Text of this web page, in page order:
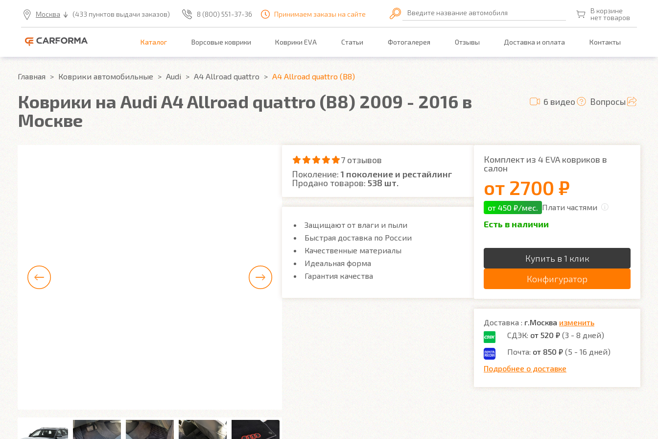
Москва (433 пунктов выдачи заказов) 8 (800) 551-37-36 Принимаем заказы на сайте Введите название автомобиля
В корзине
нет товаров
Каталог Ворсовые коврики Коврики EVA Статьи Фотогалерея Отзывы Доставка и оплата Контакты
Главная Коврики автомобильные Audi A4 Allroad quattro A4 Allroad quattro (B8)
Коврики на Audi A4 Allroad quattro (B8) 2009 - 2016 в
Москве
6 видео Вопросы
7 отзывов
Поколение: 1 поколение и рестайлинг
Продано товаров: 538 шт.
Защищают от влаги и пыли
Быстрая доставка по России
Качественные материалы
Идеальная форма
Гарантия качества
Комплект из 4 EVA ковриков в
салон
от 2700 ₽
от 450 ₽/мес. Плати частями
Есть в наличии
Купить в 1 клик
Конфигуратор
Доставка : г.Москва изменить
СДЭК: от 520 ₽ (3 - 8 дней)
Почта: от 850 ₽ (5 - 16 дней)
Подробнее о доставке